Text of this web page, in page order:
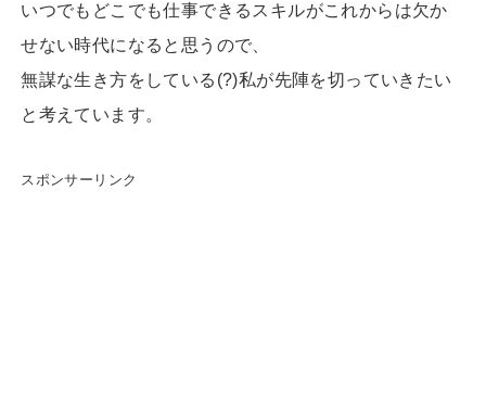
いつでもどこでも仕事できるスキルがこれからは欠か
せない時代になると思うので、
無謀な生き方をしている(?)私が先陣を切っていきたい
と考えています。
スポンサーリンク